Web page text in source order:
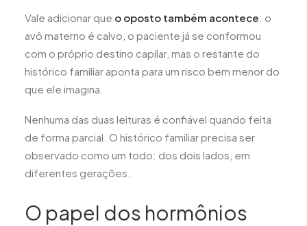
Vale adicionar que o oposto também acontece: o
avô materno é calvo, o paciente já se conformou
com o próprio destino capilar, mas o restante do
histórico familiar aponta para um risco bem menor do
que ele imagina.
Nenhuma das duas leituras é confiável quando feita
de forma parcial. O histórico familiar precisa ser
observado como um todo: dos dois lados, em
diferentes gerações.
O papel dos hormônios